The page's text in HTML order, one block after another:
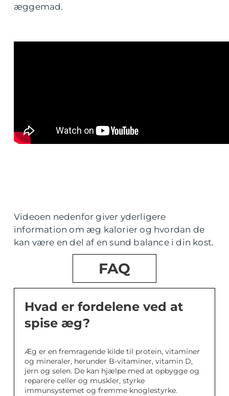
æggemad.
Videoen nedenfor giver yderligere
information om æg kalorier og hvordan de
kan være en del af en sund balance i din kost.
FAQ
Hvad er fordelene ved at
spise æg?
Æg er en fremragende kilde til protein, vitaminer
og mineraler, herunder B-vitaminer, vitamin D,
jern og selen. De kan hjælpe med at opbygge og
reparere celler og muskler, styrke
immunsystemet og fremme knoglestyrke.